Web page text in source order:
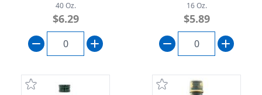
40 Oz.
$6.29
16 Oz.
$5.89